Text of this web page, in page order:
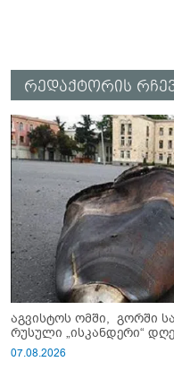
რედაქტორის
აგვისტოს ომში, გორში
რუსული „ისკანდერი“
07.08.2026